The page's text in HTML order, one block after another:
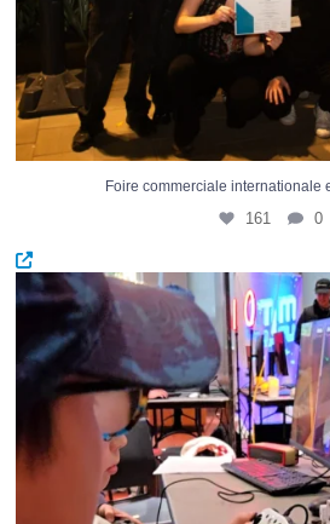
Foire commerciale internationale
161 0
64 1